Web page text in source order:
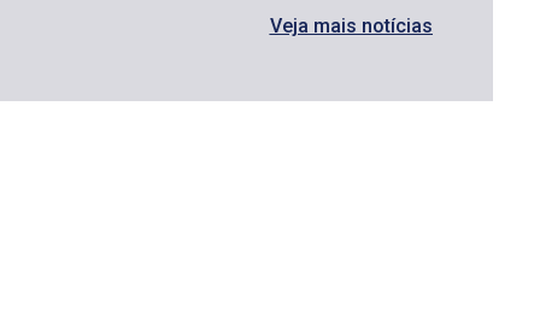
Veja mais notícias